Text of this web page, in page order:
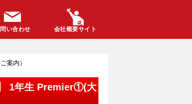
い合わせ 会社概要サイト
案内）
1年生 Premier①(大